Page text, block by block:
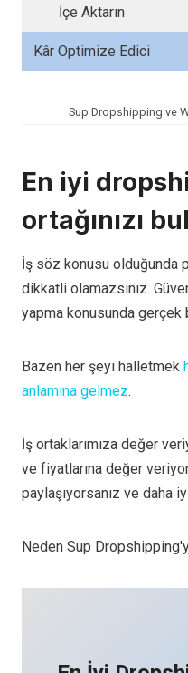
İçe Aktarın
Kâr Optimize Edici
Sup Dropshipping ve
En iyi
ortağınızı
İş söz konusu olduğunda
dikkatli olamazsınız.
yapma konusunda gerçek
Bazen her şeyi halletmek
anlamına gelmez.
İş ortaklarımıza değer
ve fiyatlarına değer
paylaşıyorsanız ve daha
Neden Sup